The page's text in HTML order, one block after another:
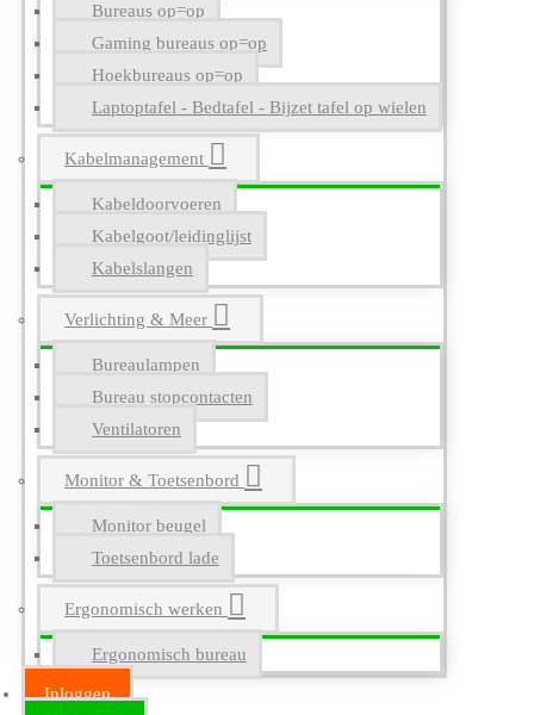
Bureaus op=op
Gaming bureaus op=op
Hoekbureaus op=op
Laptoptafel - Bedtafel - Bijzet tafel op wielen
Kabelmanagement
Kabeldoorvoeren
Kabelgoot/leidinglijst
Kabelslangen
Verlichting & Meer
Bureaulampen
Bureau stopcontacten
Ventilatoren
Monitor & Toetsenbord
Monitor beugel
Toetsenbord lade
Ergonomisch werken
Ergonomisch bureau
Inloggen